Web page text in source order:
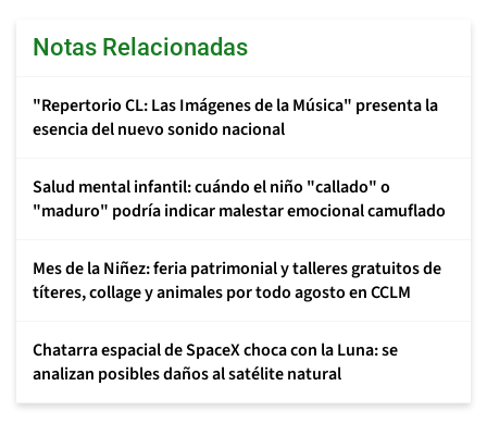
Notas Relacionadas
"Repertorio CL: Las Imágenes de la Música" presenta la
esencia del nuevo sonido nacional
Salud mental infantil: cuándo el niño "callado" o
"maduro" podría indicar malestar emocional camuflado
Mes de la Niñez: feria patrimonial y talleres gratuitos de
títeres, collage y animales por todo agosto en CCLM
Chatarra espacial de SpaceX choca con la Luna: se
analizan posibles daños al satélite natural